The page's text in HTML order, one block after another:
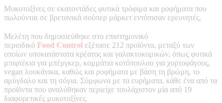
Μυκοτοξίνες σε εκατοντάδες φυτικά τρόφιμα και ροφήματα που
πωλούνται σε βρετανικά σούπερ μάρκετ εντόπισαν ερευνητές.
Μελέτη που δημοσιεύθηκε στο επιστημονικό
περιοδικό Food Control εξέτασε 212 προϊόντα, μεταξύ των
οποίων υποκατάστατα κρέατος και γαλακτοκομικών, όπως φυτικά
μπιφτέκια για μπέργκερ, κομμάτια κοτόπουλου για χορτοφάγους,
vegan λουκάνικα, καθώς και ροφήματα με βάση τη βρώμη, το
αμύγδαλο και τη σόγια. Σύμφωνα με τα ευρήματα, κάθε ένα από τα
προϊόντα που αναλύθηκαν περιείχε τουλάχιστον μία από 19
διαφορετικές μυκοτοξίνες.